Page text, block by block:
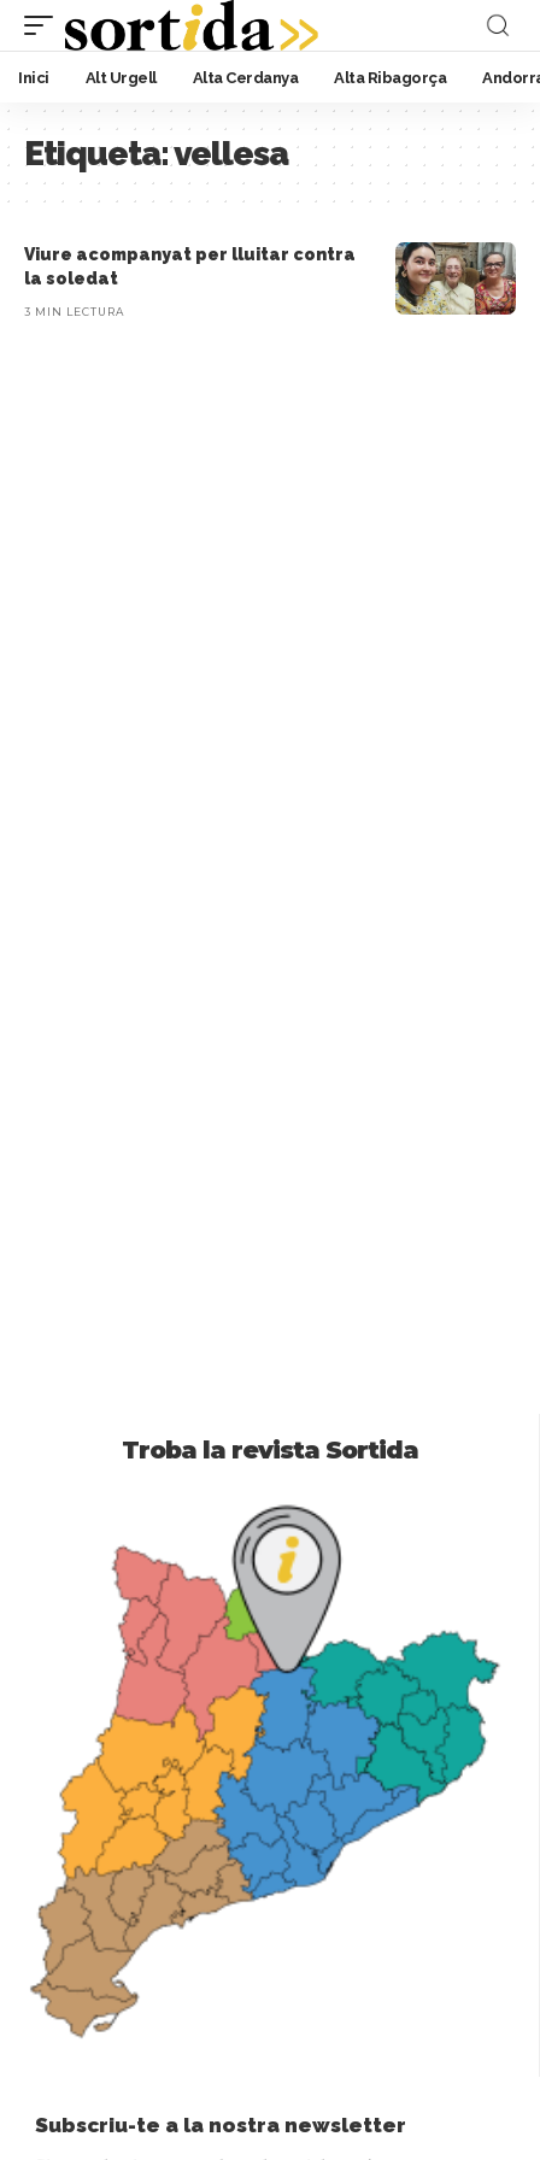
Inici Alt Urgell Alta Cerdanya Alta Ribagorça
Etiqueta:vellesa
Viure acompanyat per lluitar contra
la soledat
3 MIN LECTURA
Troba la revista Sortida
Subscriu-te a la nostra newsletter